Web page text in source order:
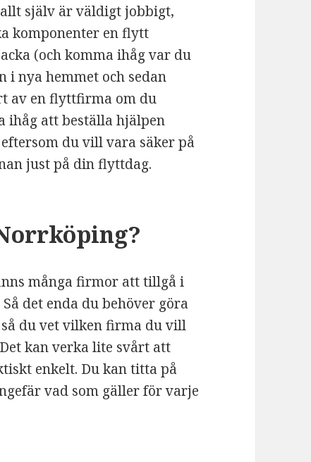
själv är väldigt jobbigt,
komponenter en flytt
(och komma ihåg var du
nya hemmet och sedan
av en flyttfirma om du
ihåg att beställa hjälpen
du vill vara säker på
just på din flyttdag.
många firmor att tillgå i
det enda du behöver göra
du vet vilken firma du vill
kan verka lite svårt att
enkelt. Du kan titta på
vad som gäller för varje